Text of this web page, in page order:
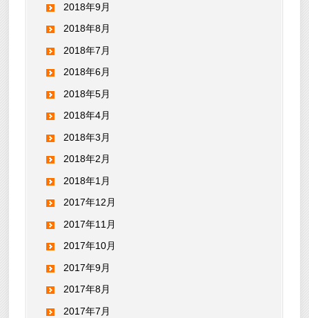
2018年9月
2018年8月
2018年7月
2018年6月
2018年5月
2018年4月
2018年3月
2018年2月
2018年1月
2017年12月
2017年11月
2017年10月
2017年9月
2017年8月
2017年7月